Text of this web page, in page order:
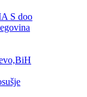
S doo